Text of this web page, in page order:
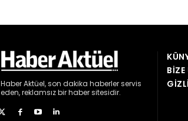
HaberAktüel,son dakika haberlerservis
eden, reklamsız bir haber sitesidir.
BIZE